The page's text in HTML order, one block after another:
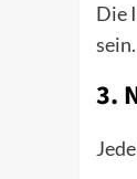
Die
sein.
3.